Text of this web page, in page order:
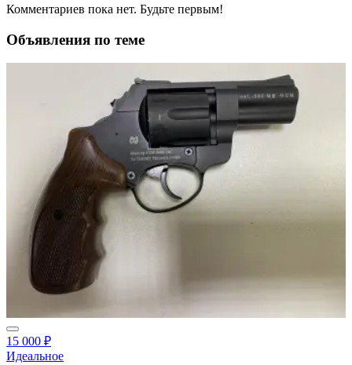
Комментариев пока нет. Будьте первым!
Объявления по теме
15 000 ₽
Идеальное